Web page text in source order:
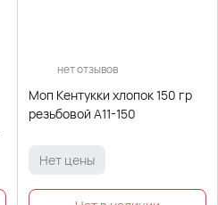
нет отзывов
Моп Кентукки хлопок 150 гр
резьбовой A11-150
Нет цены